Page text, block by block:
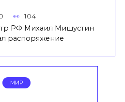
104
РФ Михаил Мишустин
распоряжение
МИР